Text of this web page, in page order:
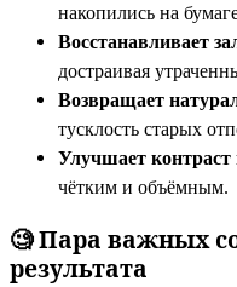
накопились на
Восстанавливает
достраивая
Возвращает
тусклость старых
Улучшает контраст
чётким и объёмным.
🧐 Пара важных
результата